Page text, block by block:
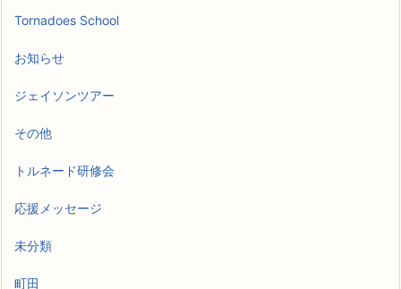
Tornadoes School
お知らせ
ジェイソンツアー
その他
トルネード研修会
応援メッセージ
未分類
町田